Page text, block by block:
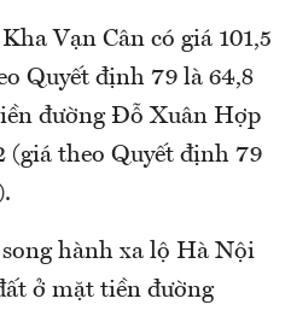
Vạn Cân có giá 101,5
Quyết định 79 là 64,8
đường Đỗ Xuân Hợp
(giá theo Quyết định 79
hành xa lộ Hà Nội
ở mặt tiền đường